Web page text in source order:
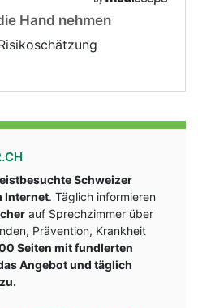
Hand nehmen
Schweizer
Internet. Täglich informieren
auf Sprechzimmer über
Prävention, Krankheit
Seiten mit fundlerten
Angebot und täglich